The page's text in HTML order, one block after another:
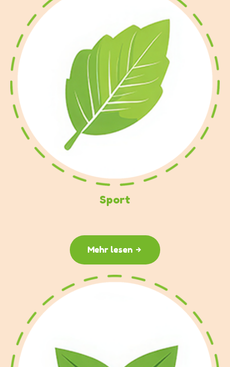
Sport
Mehr lesen